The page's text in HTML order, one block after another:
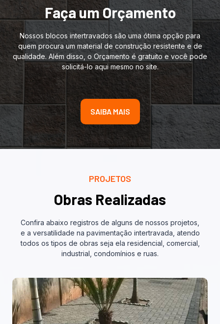
Faça um Orçamento
Nossos blocos intertravados são uma ótima opção para
quem procura um material de construção resistente e de
qualidade. Além disso, o Orçamento é gratuito e você pode
solicitá-lo aqui mesmo no site.
SAIBA MAIS
PROJETOS
Obras Realizadas
Confira abaixo registros de alguns de nossos projetos,
e a versatilidade na pavimentação intertravada, atendo
todos os tipos de obras seja ela residencial, comercial,
industrial, condomínios e ruas.